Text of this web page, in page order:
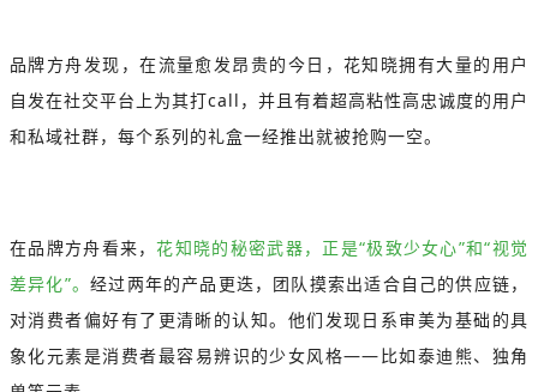
品牌方舟发现，在流量愈发昂贵的今日，花知晓拥有大量的用户
自发在社交平台上为其打call，并且有着超高粘性高忠诚度的用户
和私域社群，每个系列的礼盒一经推出就被抢购一空。
在品牌方舟看来，花知晓的秘密武器，正是“极致少女心”和“视觉
差异化”。经过两年的产品更迭，团队摸索出适合自己的供应链，
对消费者偏好有了更清晰的认知。他们发现日系审美为基础的具
象化元素是消费者最容易辨识的少女风格——比如泰迪熊、独角